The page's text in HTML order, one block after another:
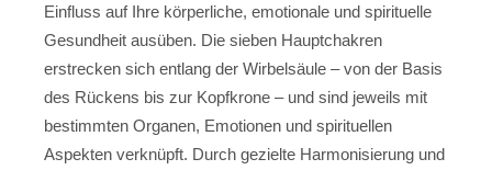
Einfluss auf Ihre körperliche, emotionale und spirituelle
Gesundheit ausüben. Die sieben Hauptchakren
erstrecken sich entlang der Wirbelsäule – von der Basis
des Rückens bis zur Kopfkrone – und sind jeweils mit
bestimmten Organen, Emotionen und spirituellen
Aspekten verknüpft. Durch gezielte Harmonisierung und